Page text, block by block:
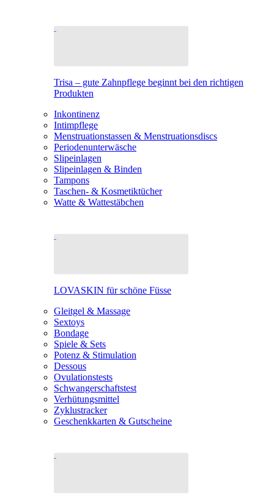
Trisa – gute Zahnpflege beginnt bei den richtigen
Produkten
Inkontinenz
Intimpflege
Menstruationstassen & Menstruationsdiscs
Periodenunterwäsche
Slipeinlagen
Slipeinlagen & Binden
Tampons
Taschen- & Kosmetiktücher
Watte & Wattestäbchen
LOVASKIN für schöne Füsse
Gleitgel & Massage
Sextoys
Bondage
Spiele & Sets
Potenz & Stimulation
Dessous
Ovulationstests
Schwangerschaftstest
Verhütungsmittel
Zyklustracker
Geschenkkarten & Gutscheine